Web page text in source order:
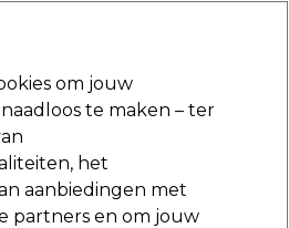
Aanmelden
Elektra
dag geleverd*
maandag t/m vrijdag
om jouw
te maken – ter
het
aanbiedingen met
partners en om jouw